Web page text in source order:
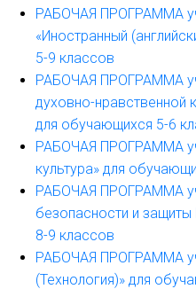
РАБОЧАЯ ПРОГРАММА
«Иностранный
5-9 классов
РАБОЧАЯ ПРОГРАММА
духовно-нравственной
для обучающихся 5-6
РАБОЧАЯ ПРОГРАММА
культура» для
РАБОЧАЯ ПРОГРАММА
безопасности и
8-9 классов
РАБОЧАЯ ПРОГРАММА
(Технология)» для